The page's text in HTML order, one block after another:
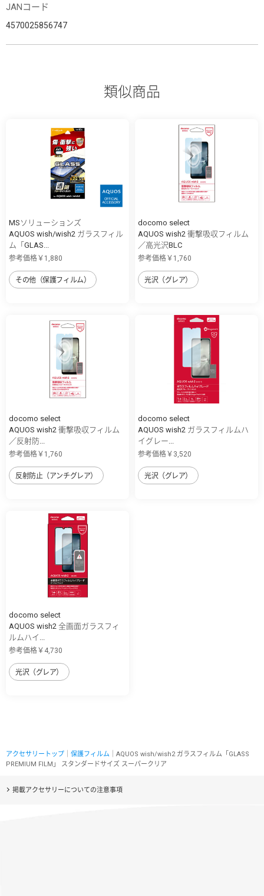
JANコード
4570025856747
類似商品
MSソリューションズ
AQUOS wish/wish2 ガラスフィル
ム「GLAS...
参考価格￥1,880
その他（保護フィルム）
docomo select
AQUOS wish2 衝撃吸収フィルム
／高光沢BLC
参考価格￥1,760
光沢（グレア）
docomo select
AQUOS wish2 衝撃吸収フィルム
／反射防...
参考価格￥1,760
反射防止（アンチグレア）
docomo select
AQUOS wish2 ガラスフィルムハ
イグレー...
参考価格￥3,520
光沢（グレア）
docomo select
AQUOS wish2 全画面ガラスフィ
ルムハイ...
参考価格￥4,730
光沢（グレア）
アクセサリートップ 保護フィルム ｜AQUOS wish/wish2 ガラスフィルム「GLASS
PREMIUM FILM」 スタンダードサイズ スーパークリア
掲載アクセサリーについての注意事項